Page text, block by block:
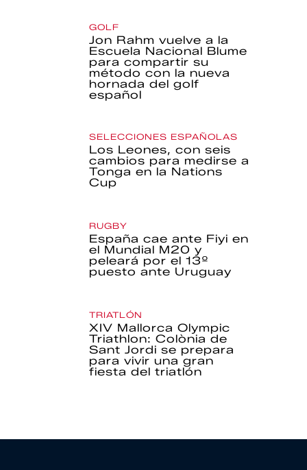
GOLF
Jon Rahm vuelve a la
Escuela Nacional Blume
para compartir su
método con la nueva
hornada del golf
español
SELECCIONES ESPAÑOLAS
Los Leones, con seis
cambios para medirse a
Tonga en la Nations
Cup
RUGBY
España cae ante Fiyi en
el Mundial M20 y
peleará por el 13º
puesto ante Uruguay
TRIATLÓN
XIV Mallorca Olympic
Triathlon: Colònia de
Sant Jordi se prepara
para vivir una gran
fiesta del triatlón